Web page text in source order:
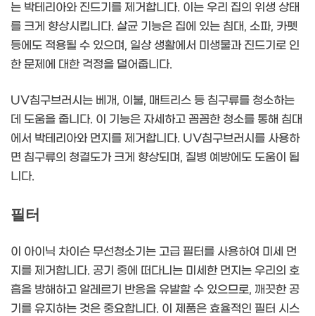
는 박테리아와 진드기를 제거합니다. 이는 우리 집의 위생 상태
를 크게 향상시킵니다. 살균 기능은 집에 있는 침대, 소파, 카펫
등에도 적용될 수 있으며, 일상 생활에서 미생물과 진드기로 인
한 문제에 대한 걱정을 덜어줍니다.
UV침구브러시는 베개, 이불, 매트리스 등 침구류를 청소하는
데 도움을 줍니다. 이 기능은 자세하고 꼼꼼한 청소를 통해 침대
에서 박테리아와 먼지를 제거합니다. UV침구브러시를 사용하
면 침구류의 청결도가 크게 향상되며, 질병 예방에도 도움이 됩
니다.
필터
이 아이닉 차이슨 무선청소기는 고급 필터를 사용하여 미세 먼
지를 제거합니다. 공기 중에 떠다니는 미세한 먼지는 우리의 호
흡을 방해하고 알레르기 반응을 유발할 수 있으므로, 깨끗한 공
기를 유지하는 것은 중요합니다. 이 제품은 효율적인 필터 시스